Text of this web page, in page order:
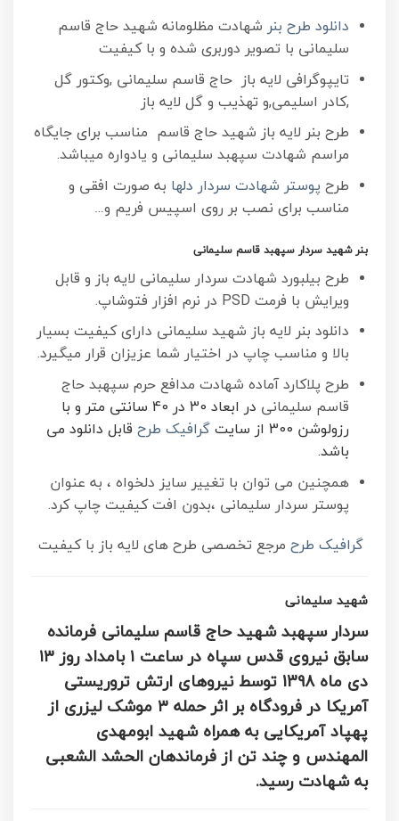
دانلود طرح بنر شهادت مظلومانه شهید حاج قاسم
سلیمانی با تصویر دوربری شده و با کیفیت
تایپوگرافی لایه باز حاج قاسم سلیمانی ,وکتور گل
,کادر اسلیمی,و تهذیب و گل لایه باز
طرح بنر لایه باز شهید حاج قاسم مناسب برای جایگاه
مراسم شهادت سپهبد سلیمانی و یادواره میباشد.
طرح پوستر شهادت سردار دلها به صورت افقی و
مناسب برای نصب بر روی اسپیس فریم و…
بنر شهید سردار سپهبد قاسم سلیمانی
طرح بیلبورد شهادت سردار سلیمانی لایه باز و قابل
ویرایش با فرمت PSD در نرم افزار فتوشاپ.
دانلود بنر لایه باز شهید سلیمانی دارای کیفیت بسیار
بالا و مناسب چاپ در اختیار شما عزیزان قرار میگیرد.
طرح پلاکارد آماده شهادت مدافع حرم سپهبد حاج
قاسم سلیمانی
در ابعاد 30 در 40 سانتی متر و با
رزولوشن 300 از سایت
گرافیک طرحقابل دانلود می
باشد.
همچنین می توان با تغییر سایز دلخواه ، به عنوان
پوستر سردار سلیمانی ،بدون افت کیفیت چاپ کرد.
گرافیک طرح مرجع تخصصی طرح های لایه باز با کیفیت
شهید سلیمانی
سردار سپهبد شهید حاج قاسم سلیمانی فرمانده
سابق نیروی قدس سپاه در ساعت ۱ بامداد روز ۱۳
دی ماه 1398 توسط نیرو‌های ارتش تروریستی
آمریکا در فرودگاه بر اثر حمله ۳ موشک لیزری از
پهپاد آمریکایی به همراه شهید ابومهدی
المهندس و چند تن از فرماندهان الحشد الشعبی
به شهادت رسید.